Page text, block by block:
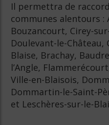
Il permettra de
communes alentours :
Bouzancourt, Cirey-
Doulevant-le-
Blaise, Brachay,
l’Angle,
Ville-en-Blaisois,
Dommartin-le-Saint-
et Leschères-sur-le-